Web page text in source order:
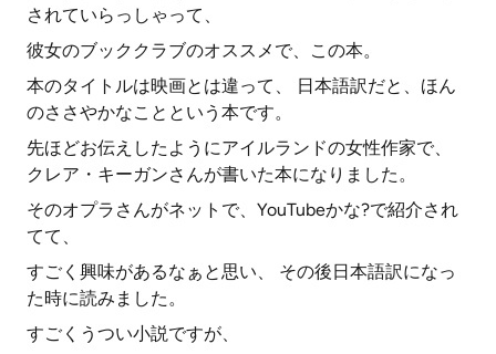
されていらっしゃって、
彼女のブッククラブのオススメで、この本。
本のタイトルは映画とは違って、 日本語訳だと、ほん
のささやかなことという本です。
先ほどお伝えしたようにアイルランドの女性作家で、
クレア・キーガンさんが書いた本になりました。
そのオプラさんがネットで、YouTubeかな?で紹介され
てて、
すごく興味があるなぁと思い、 その後日本語訳になっ
た時に読みました。
すごくうつい小説ですが、